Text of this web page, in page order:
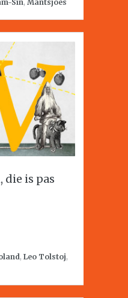
Sin, Mantsjoes
die is pas
, Leo Tolstoj,